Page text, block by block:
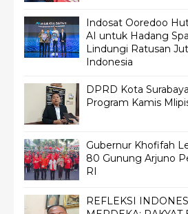
Indosat Ooredoo
AI untuk Hadang
Lindungi Ratusan
Indonesia
DPRD Kota
Program Kamis
Gubernur Khofifah
80 Gunung Arjuno
RI
REFLEKSI